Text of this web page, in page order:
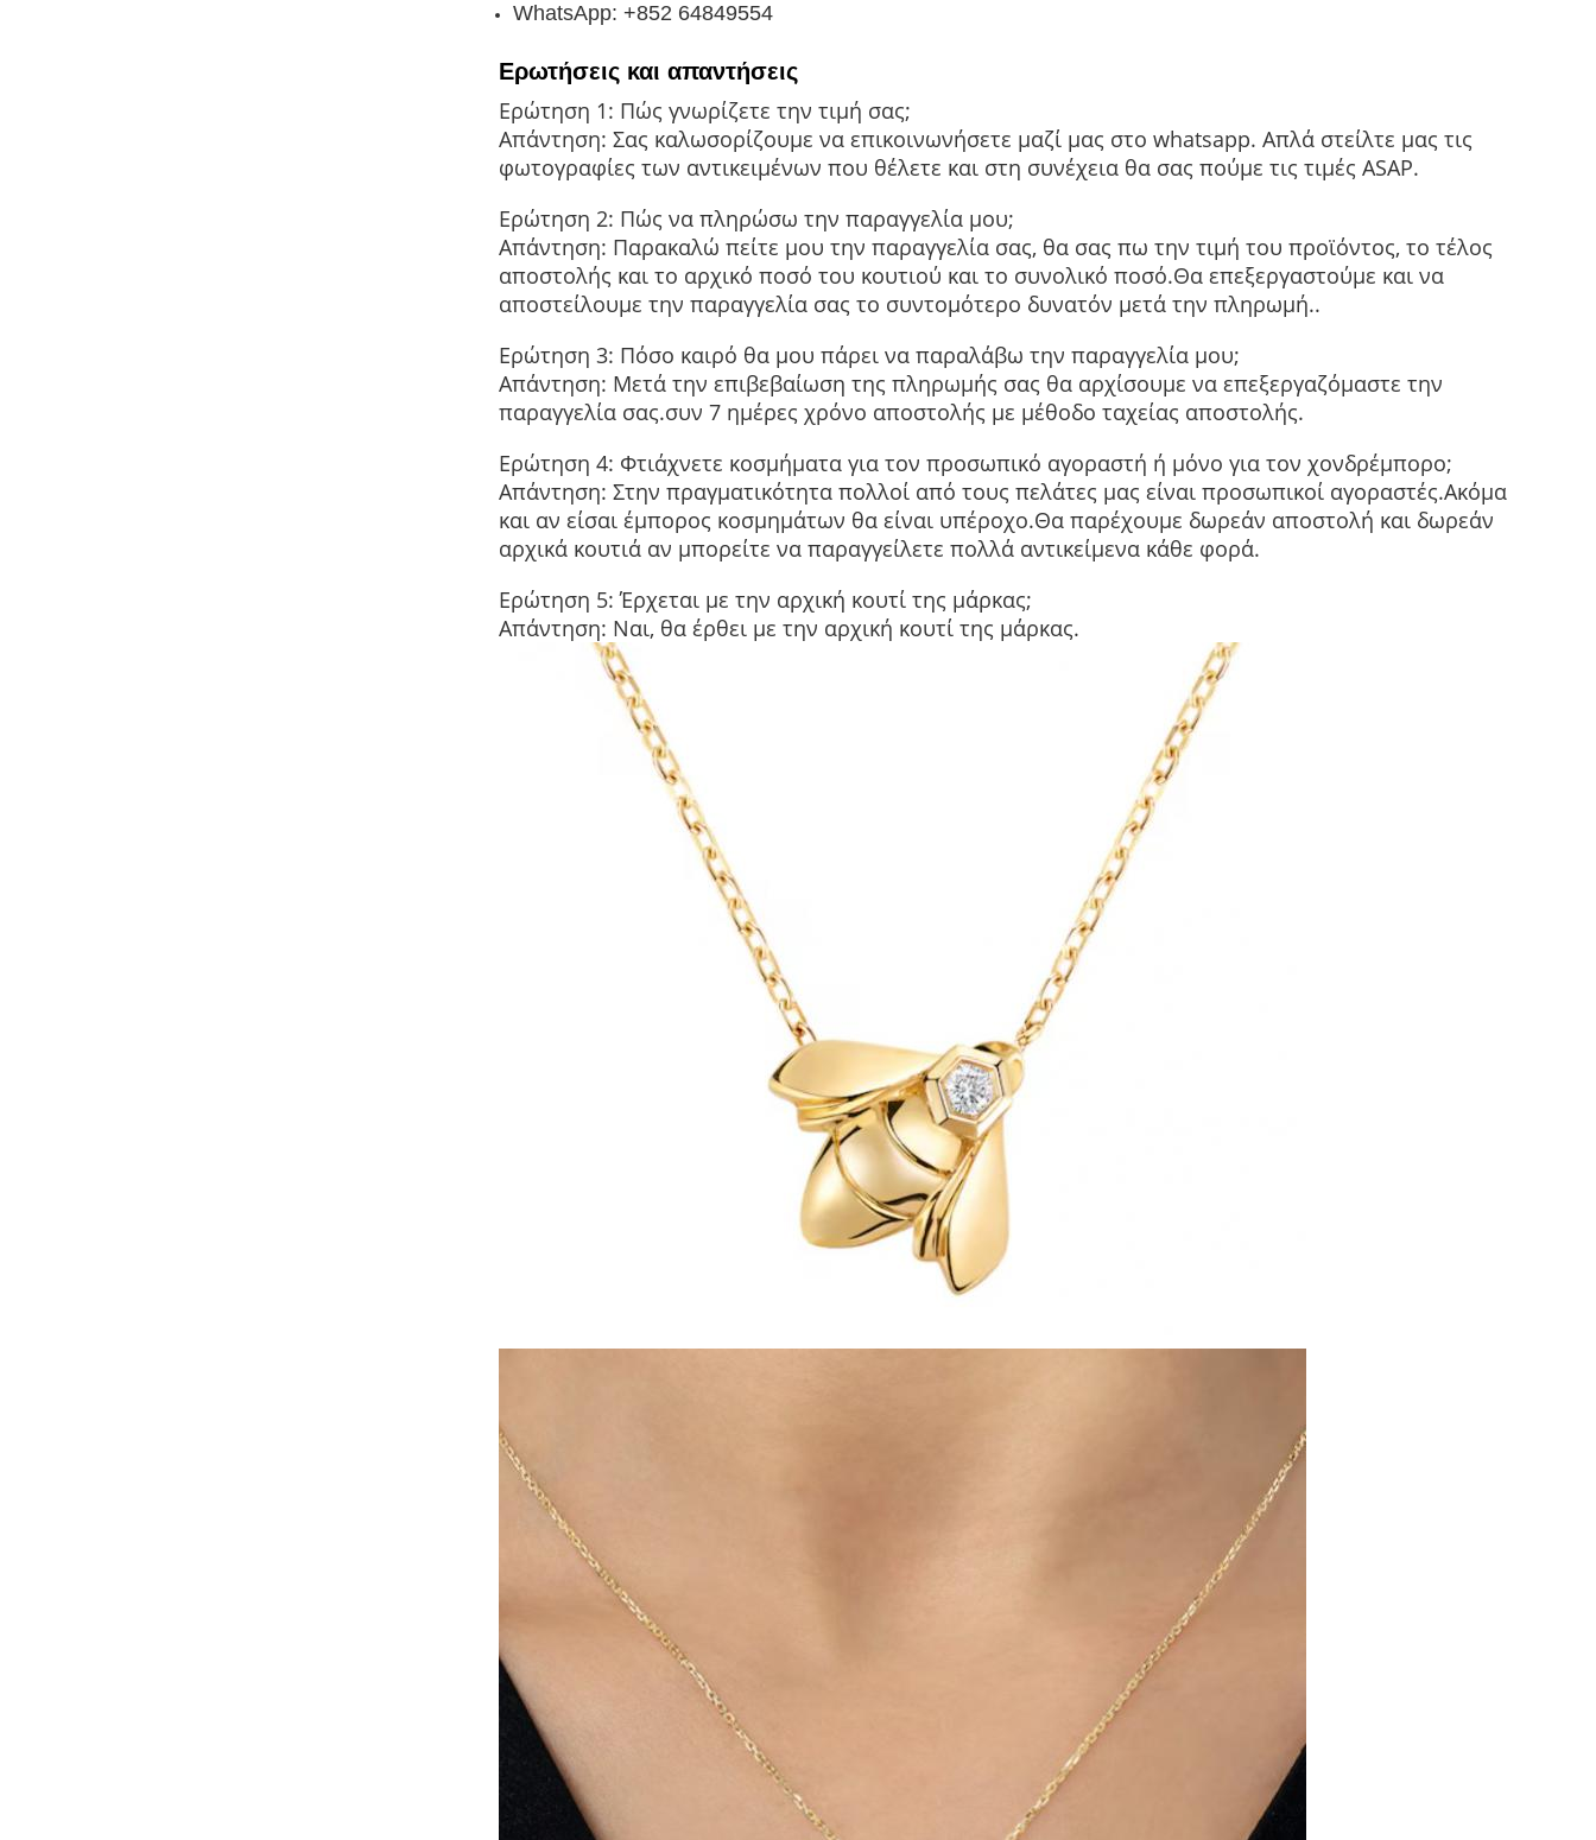
WhatsApp: +852 64849554
Ερωτήσεις και απαντήσεις
Ερώτηση 1: Πώς γνωρίζετε την τιμή σας;
Απάντηση: Σας καλωσορίζουμε να επικοινωνήσετε μαζί μας στο whatsapp. Απλά στείλτε μας τις
φωτογραφίες των αντικειμένων που θέλετε και στη συνέχεια θα σας πούμε τις τιμές ASAP.
Ερώτηση 2: Πώς να πληρώσω την παραγγελία μου;
Απάντηση: Παρακαλώ πείτε μου την παραγγελία σας, θα σας πω την τιμή του προϊόντος, το τέλος
αποστολής και το αρχικό ποσό του κουτιού και το συνολικό ποσό.Θα επεξεργαστούμε και να
αποστείλουμε την παραγγελία σας το συντομότερο δυνατόν μετά την πληρωμή..
Ερώτηση 3: Πόσο καιρό θα μου πάρει να παραλάβω την παραγγελία μου;
Απάντηση: Μετά την επιβεβαίωση της πληρωμής σας θα αρχίσουμε να επεξεργαζόμαστε την
παραγγελία σας.συν 7 ημέρες χρόνο αποστολής με μέθοδο ταχείας αποστολής.
Ερώτηση 4: Φτιάχνετε κοσμήματα για τον προσωπικό αγοραστή ή μόνο για τον χονδρέμπορο;
Απάντηση: Στην πραγματικότητα πολλοί από τους πελάτες μας είναι προσωπικοί αγοραστές.Ακόμα
και αν είσαι έμπορος κοσμημάτων θα είναι υπέροχο.Θα παρέχουμε δωρεάν αποστολή και δωρεάν
αρχικά κουτιά αν μπορείτε να παραγγείλετε πολλά αντικείμενα κάθε φορά.
Ερώτηση 5: Έρχεται με την αρχική κουτί της μάρκας;
Απάντηση: Ναι, θα έρθει με την αρχική κουτί της μάρκας.